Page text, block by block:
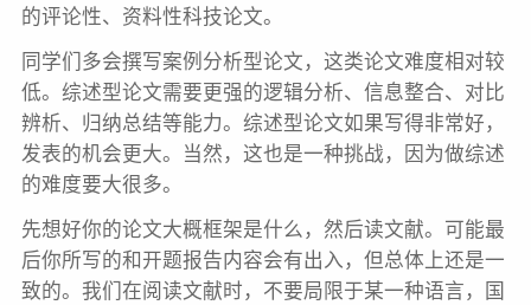
的评论性、资料性科技论文。
同学们多会撰写案例分析型论文，这类论文难度相对较
低。综述型论文需要更强的逻辑分析、信息整合、对比
辨析、归纳总结等能力。综述型论文如果写得非常好，
发表的机会更大。当然，这也是一种挑战，因为做综述
的难度要大很多。
先想好你的论文大概框架是什么，然后读文献。可能最
后你所写的和开题报告内容会有出入，但总体上还是一
致的。我们在阅读文献时，不要局限于某一种语言，国